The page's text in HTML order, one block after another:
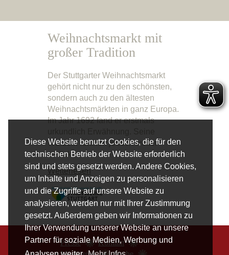
Diese Website benutzt Cookies, die für den
technischen Betrieb der Website erforderlich
sind und stets gesetzt werden. Andere Cookies,
um Inhalte und Anzeigen zu personalisieren
und die Zugriffe auf unsere Website zu
analysieren, werden nur mit Ihrer Zustimmung
gesetzt. Außerdem geben wir Informationen zu
Ihrer Verwendung unserer Website an unsere
Partner für soziale Medien, Werbung und
Weihnachtsmarkt mit
großer Tradition
Der Stuttgarter Weihnachtsmarkt
gehört nicht nur zu den schönsten,
sondern auch zu den ältesten
Weihnachtsmärkten in ganz Europa.
Im Jahr 1692 fand er erstmals
Wurzeln reichen jedoch weiter
zurück.
Weiterlesen
Presse
Kontakt